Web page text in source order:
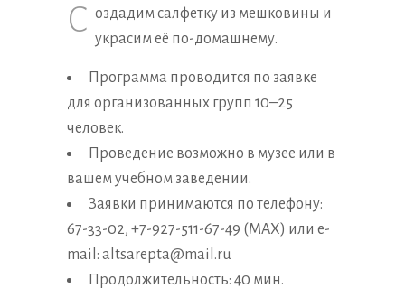
С оздадим салфетку из мешковины и
украсим её по-домашнему.
Программа проводится по заявке
для организованных групп 10–25
человек.
Проведение возможно в музее или в
вашем учебном заведении.
Заявки принимаются по телефону:
67-33-02, +7-927-511-67-49 (MAX) или e-
mail: altsarepta@mail.ru
Продолжительность: 40 мин.